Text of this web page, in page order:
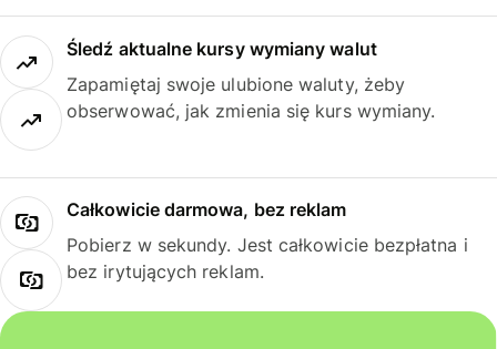
Śledź aktualne kursy wymiany walut
Zapamiętaj swoje ulubione waluty, żeby
obserwować, jak zmienia się kurs wymiany.
Całkowicie darmowa, bez reklam
Pobierz w sekundy. Jest całkowicie bezpłatna i
bez irytujących reklam.